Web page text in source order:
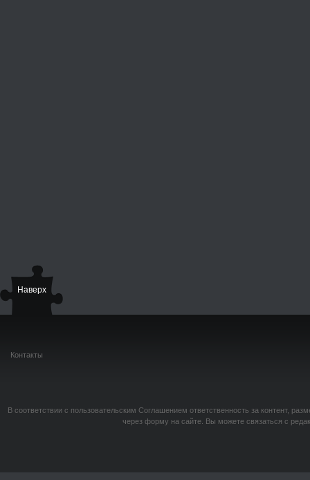
Наверх
Контакты
В соответствии с пользовательским Соглашением ответственность за контент,
через форму на сайте. Вы можете связаться с